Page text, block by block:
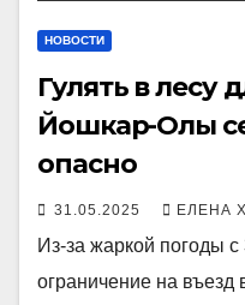
НОВОСТИ
Гулять в лесу
Йошкар-Олы
опасно
31.05.2025 ЕЛЕНА
Из-за жаркой погоды
ограничение на въезд